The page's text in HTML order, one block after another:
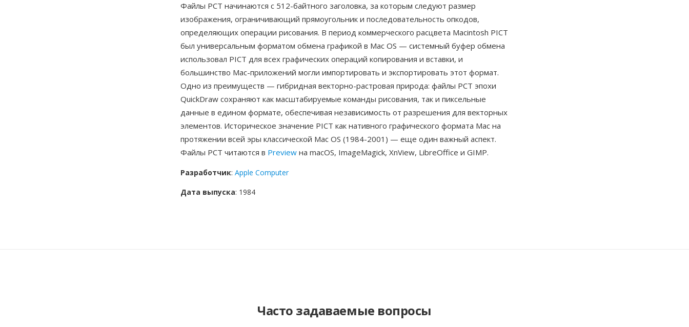
Файлы PCT начинаются с 512-байтного заголовка, за которым следуют размер
изображения, ограничивающий прямоугольник и последовательность опкодов,
определяющих операции рисования. В период коммерческого расцвета Macintosh PICT
был универсальным форматом обмена графикой в Mac OS — системный буфер обмена
использовал PICT для всех графических операций копирования и вставки, и
большинство Mac-приложений могли импортировать и экспортировать этот формат.
Одно из преимуществ — гибридная векторно-растровая природа: файлы PCT эпохи
QuickDraw сохраняют как масштабируемые команды рисования, так и пиксельные
данные в едином формате, обеспечивая независимость от разрешения для векторных
элементов. Историческое значение PICT как нативного графического формата Mac на
протяжении всей эры классической Mac OS (1984-2001) — еще один важный аспект.
Файлы PCT читаются в Preview на macOS, ImageMagick, XnView, LibreOffice и GIMP.
Разработчик: Apple Computer
Дата выпуска: 1984
Часто задаваемые вопросы